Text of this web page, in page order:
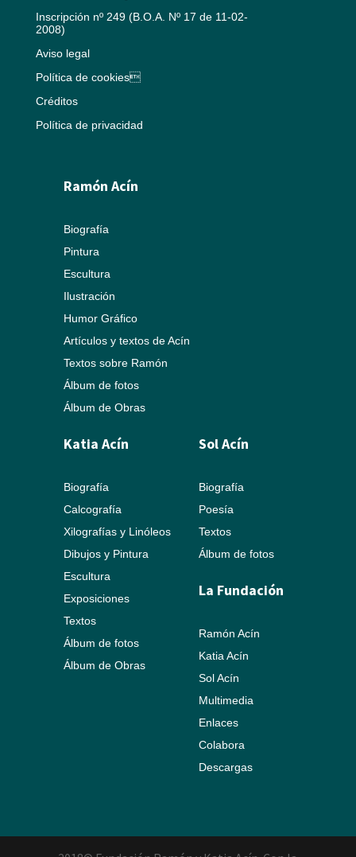
Inscripción nº 249 (B.O.A. Nº 17 de 11-02-
2008)
Aviso legal
Política de cookies
Créditos
Política de privacidad
Ramón Acín
Biografía
Pintura
Escultura
Ilustración
Humor Gráfico
Artículos y textos de Acín
Textos sobre Ramón
Álbum de fotos
Álbum de Obras
Katia Acín
Biografía
Calcografía
Xilografías y Linóleos
Dibujos y Pintura
Escultura
Exposiciones
Textos
Álbum de fotos
Álbum de Obras
Sol Acín
Biografía
Poesía
Textos
Álbum de fotos
La Fundación
Ramón Acín
Katia Acín
Sol Acín
Multimedia
Enlaces
Colabora
Descargas